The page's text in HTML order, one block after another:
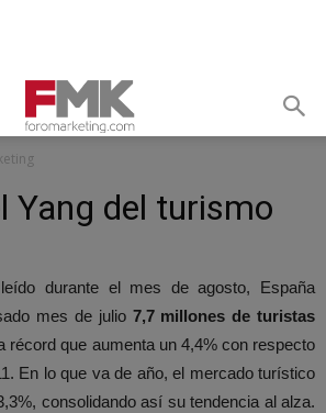
Yang del turismo
durante el mes de agosto, España
mes de julio 7,7 millones de turistas
récord que aumenta un 4,4% con respecto
En lo que va de año, el mercado turístico
consolidando así su tendencia al alza.